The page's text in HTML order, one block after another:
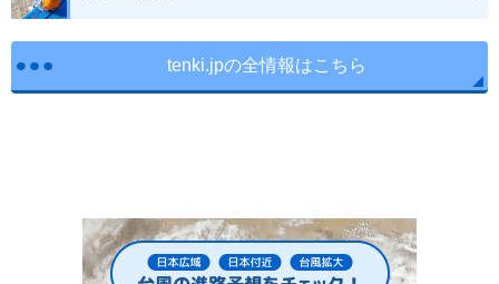
tenki.jpの全情報はこちら